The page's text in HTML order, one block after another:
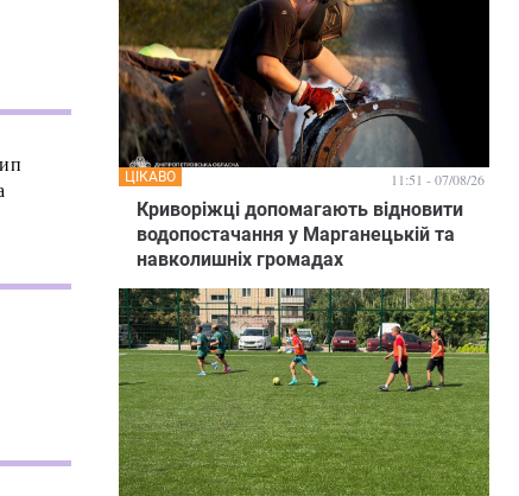
Криворіжці допомагають відновити
водопостачання у Марганецькій та
навколишніх громадах
ЦІКАВО 11:51 - 07/08/26